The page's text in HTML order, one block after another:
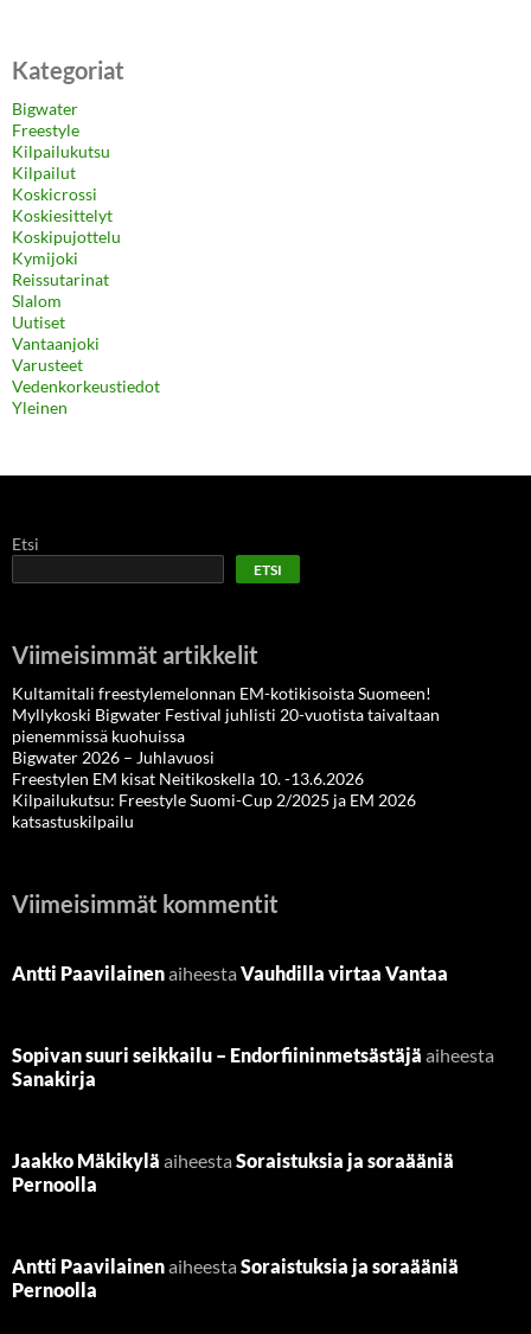
Kategoriat
Bigwater
Freestyle
Kilpailukutsu
Kilpailut
Koskicrossi
Koskiesittelyt
Koskipujottelu
Kymijoki
Reissutarinat
Slalom
Uutiset
Vantaanjoki
Varusteet
Vedenkorkeustiedot
Yleinen
Etsi
ETSI
Viimeisimmät artikkelit
Kultamitali freestylemelonnan EM-kotikisoista Suomeen!
Myllykoski Bigwater Festival juhlisti 20-vuotista taivaltaan
pienemmissä kuohuissa
Bigwater 2026 – Juhlavuosi
Freestylen EM kisat Neitikoskella 10. -13.6.2026
Kilpailukutsu: Freestyle Suomi-Cup 2/2025 ja EM 2026
katsastuskilpailu
Viimeisimmät kommentit
Antti Paavilainenaiheesta Vauhdilla virtaa Vantaa
Sopivan suuri seikkailu – Endorfiininmetsästäjä aiheesta
Sanakirja
Jaakko Mäkikylä aiheesta Soraistuksia ja soraääniä
Pernoolla
Antti Paavilainenaiheesta Soraistuksia ja soraääniä
Pernoolla